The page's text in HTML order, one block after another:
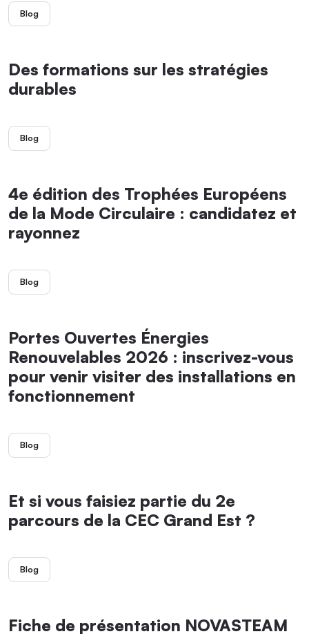
Blog
Des formations sur les stratégies
durables
Blog
4e édition des Trophées Européens
de la Mode Circulaire : candidatez et
rayonnez
Blog
Portes Ouvertes Énergies
Renouvelables 2026 : inscrivez-vous
pour venir visiter des installations en
fonctionnement
Blog
Et si vous faisiez partie du 2e
parcours de la CEC Grand Est ?
Blog
Fiche de présentation NOVASTEAM